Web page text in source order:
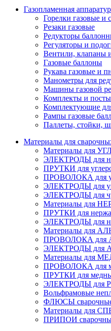
Газопламенная
Горелки газовые и
Резаки газовые
Редукторы
Регуляторы и
Вентили, клапаны
Газовые баллоны
Рукава газовые и
Манометры для
Машины газовой
Комплекты и посты
Комплектующие
Рампы газовые
Паллеты, стойки,
Материалы для
Материалы для
ЭЛЕКТРОДЫ для
ПРУТКИ для
ПРОВОЛОКА для
ЭЛЕКТРОДЫ для
ЭЛЕКТРОДЫ для
Материалы для
ПРУТКИ для
ЭЛЕКТРОДЫ для
Материалы для
ПРОВОЛОКА для
ЭЛЕКТРОДЫ для
Материалы для
ПРОВОЛОКА для
ПРУТКИ для
ЭЛЕКТРОДЫ для
Вольфрамовые
ФЛЮСЫ
Материалы для
ПРИПОИ